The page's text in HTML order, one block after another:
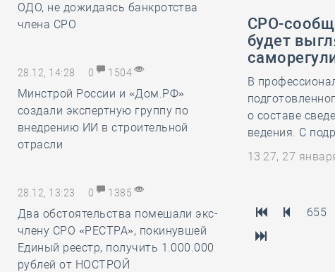
ОДО, не дожидаясь банкротства
члена СРО
28.12, 14:28 0 1504
Минстрой России и «Дом.РФ»
создали экспертную группу по
внедрению ИИ в строительной
отрасли
28.12, 13:23 0 1385
Два обстоятельства помешали экс-
члену СРО «РЕСТРА», покинувшей
Единый реестр, получить 1.000.000
рублей от НОСТРОЙ
СРО-
будет
В
о составе
ведения. С
13:27, 27
655